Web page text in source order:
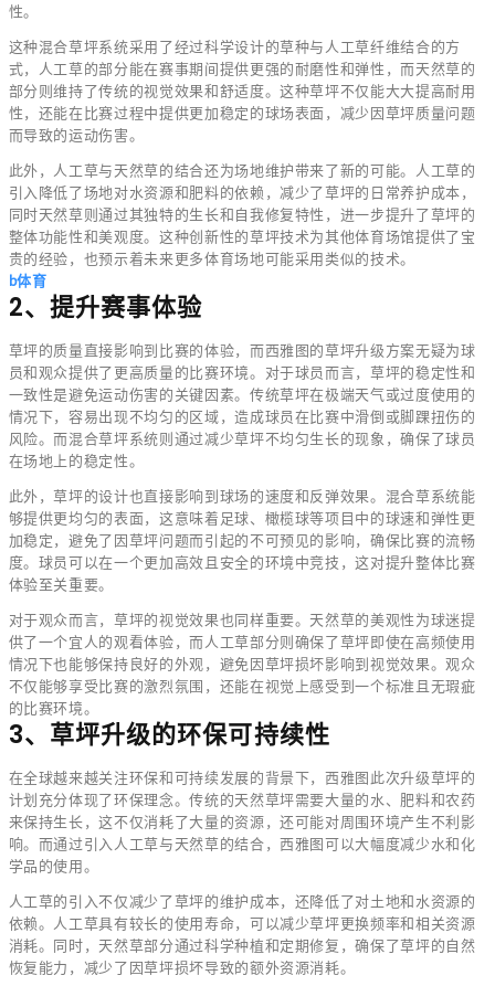
性。
这种混合草坪系统采用了经过科学设计的草种与人工草纤维结合的方
式，人工草的部分能在赛事期间提供更强的耐磨性和弹性，而天然草的
部分则维持了传统的视觉效果和舒适度。这种草坪不仅能大大提高耐用
性，还能在比赛过程中提供更加稳定的球场表面，减少因草坪质量问题
而导致的运动伤害。
此外，人工草与天然草的结合还为场地维护带来了新的可能。人工草的
引入降低了场地对水资源和肥料的依赖，减少了草坪的日常养护成本，
同时天然草则通过其独特的生长和自我修复特性，进一步提升了草坪的
整体功能性和美观度。这种创新性的草坪技术为其他体育场馆提供了宝
贵的经验，也预示着未来更多体育场地可能采用类似的技术。
b体育
2、提升赛事体验
草坪的质量直接影响到比赛的体验，而西雅图的草坪升级方案无疑为球
员和观众提供了更高质量的比赛环境。对于球员而言，草坪的稳定性和
一致性是避免运动伤害的关键因素。传统草坪在极端天气或过度使用的
情况下，容易出现不均匀的区域，造成球员在比赛中滑倒或脚踝扭伤的
风险。而混合草坪系统则通过减少草坪不均匀生长的现象，确保了球员
在场地上的稳定性。
此外，草坪的设计也直接影响到球场的速度和反弹效果。混合草系统能
够提供更均匀的表面，这意味着足球、橄榄球等项目中的球速和弹性更
加稳定，避免了因草坪问题而引起的不可预见的影响，确保比赛的流畅
度。球员可以在一个更加高效且安全的环境中竞技，这对提升整体比赛
体验至关重要。
对于观众而言，草坪的视觉效果也同样重要。天然草的美观性为球迷提
供了一个宜人的观看体验，而人工草部分则确保了草坪即使在高频使用
情况下也能够保持良好的外观，避免因草坪损坏影响到视觉效果。观众
不仅能够享受比赛的激烈氛围，还能在视觉上感受到一个标准且无瑕疵
的比赛环境。
3、草坪升级的环保可持续性
在全球越来越关注环保和可持续发展的背景下，西雅图此次升级草坪的
计划充分体现了环保理念。传统的天然草坪需要大量的水、肥料和农药
来保持生长，这不仅消耗了大量的资源，还可能对周围环境产生不利影
响。而通过引入人工草与天然草的结合，西雅图可以大幅度减少水和化
学品的使用。
人工草的引入不仅减少了草坪的维护成本，还降低了对土地和水资源的
依赖。人工草具有较长的使用寿命，可以减少草坪更换频率和相关资源
消耗。同时，天然草部分通过科学种植和定期修复，确保了草坪的自然
恢复能力，减少了因草坪损坏导致的额外资源消耗。